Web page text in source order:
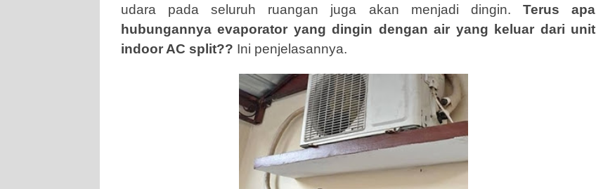
udara pada seluruh ruangan juga akan menjadi dingin. Terus apa
hubungannya evaporator yang dingin dengan air yang keluar dari unit
indoor AC split?? Ini penjelasannya.